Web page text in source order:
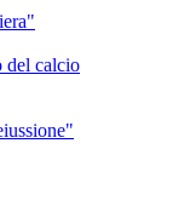
del calcio